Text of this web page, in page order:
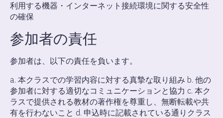
利用する機器・インターネット接続環境に関する安全性
の確保
参加者の責任
参加者は、以下の責任を負います。
a. 本クラスでの学習内容に対する真摯な取り組み b. 他の
参加者に対する適切なコミュニケーションと協力 c. 本ク
ラスで提供される教材の著作権を尊重し、無断転載や共
有を行わないこと d. 申込時に記載されている通りクラス